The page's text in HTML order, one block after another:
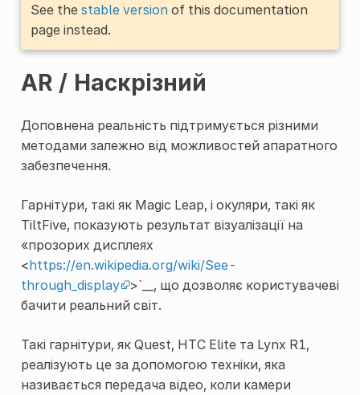
See the stable versionof this documentation
page instead.
AR / Наскрізний
Доповнена реальність підтримується різними
методами залежно від можливостей апаратного
забезпечення.
Гарнітури, такі як Magic Leap, і окуляри, такі як
TiltFive, показують результат візуалізації на
«прозорих дисплеях
<https://en.wikipedia.org/wiki/See-
through_display
>`__, що дозволяє користувачеві
бачити реальний світ.
Такі гарнітури, як Quest, HTC Elite та Lynx R1,
реалізують це за допомогою техніки, яка
називається передача відео, коли камери